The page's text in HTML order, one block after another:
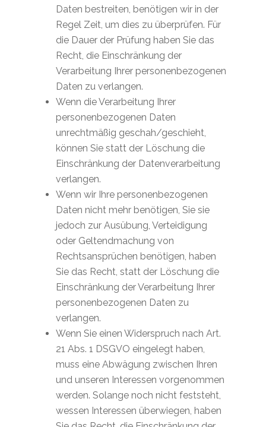
Daten bestreiten, benötigen wir in der
Regel Zeit, um dies zu überprüfen. Für
die Dauer der Prüfung haben Sie das
Recht, die Einschränkung der
Verarbeitung Ihrer personenbezogenen
Daten zu verlangen.
Wenn die Verarbeitung Ihrer
personenbezogenen Daten
unrechtmäßig geschah/geschieht,
können Sie statt der Löschung die
Einschränkung der Datenverarbeitung
verlangen.
Wenn wir Ihre personenbezogenen
Daten nicht mehr benötigen, Sie sie
jedoch zur Ausübung, Verteidigung
oder Geltendmachung von
Rechtsansprüchen benötigen, haben
Sie das Recht, statt der Löschung die
Einschränkung der Verarbeitung Ihrer
personenbezogenen Daten zu
verlangen.
Wenn Sie einen Widerspruch nach Art.
21 Abs. 1 DSGVO eingelegt haben,
muss eine Abwägung zwischen Ihren
und unseren Interessen vorgenommen
werden. Solange noch nicht feststeht,
wessen Interessen überwiegen, haben